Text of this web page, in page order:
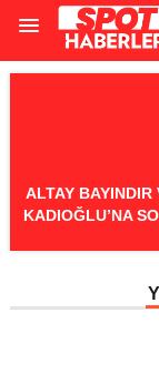
ALTAY BAYINDIR
KADIOĞLU’NA